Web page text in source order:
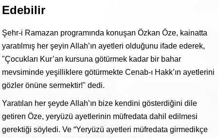
Edebilir
Şehr-i Ramazan programında konuşan Özkan Öze, kainatta
yaratılmış her şeyin Allah’ın ayetleri olduğunu ifade ederek,
"Çocukları Kur’an kursuna götürmek kadar bir bahar
mevsiminde yeşilliklere götürmekte Cenab-ı Hakk’ın ayetlerini
gözler önüne sermektir!" dedi.
Yaratılan her şeyde Allah’ın bize kendini gösterdiğini dile
getiren Öze, yeryüzü ayetlerinin müfredata dahil edilmesi
gerektiği söyledi. Ve “Yeryüzü ayetleri müfredata girmedikçe